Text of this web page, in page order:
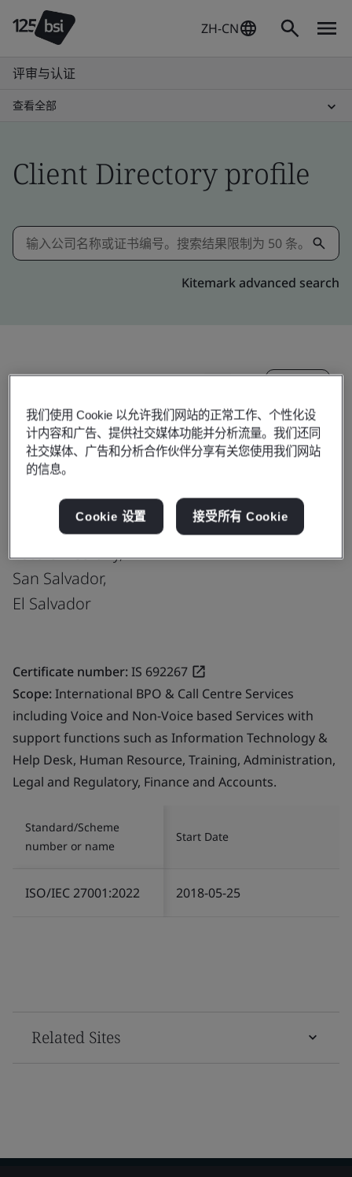
ZH-CN
评审与认证
查看全部
Client Directory profile
Kitemark advanced search
Fusion CX Limited
71st Avenue South
Between Olympic Avenue and New Street No.
Escalon Colony,
San Salvador,
El Salvador
Certificate number:IS 692267
Scope:International BPO & Call Centre Services
including Voice and Non-Voice based Services with
support functions such as Information Technology &
Help Desk, Human Resource, Training, Administration,
Legal and Regulatory, Finance and Accounts.
Standard/Scheme
number or name
Start Date
ISO/IEC 27001:2022 2018-05-25
Related Sites
我们使用 Cookie 以允许我们网站的正常工作、个性化设
计内容和广告、提供社交媒体功能并分析流量。我们还同
社交媒体、广告和分析合作伙伴分享有关您使用我们网站
的信息。
Cookie 设置 接受所有 Cookie